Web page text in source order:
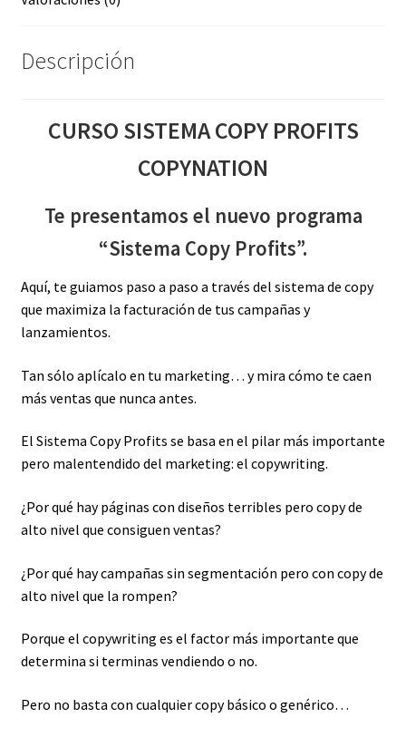
Descripción
CURSO SISTEMA COPY PROFITS
COPYNATION
Te presentamos el nuevo programa
“Sistema Copy Profits”.
Aquí, te guiamos paso a paso a través del sistema de copy
que maximiza la facturación de tus campañas y
lanzamientos.
Tan sólo aplícalo en tu marketing… y mira cómo te caen
más ventas que nunca antes.
El Sistema Copy Profits se basa en el pilar más importante
pero malentendido del marketing: el copywriting.
¿Por qué hay páginas con diseños terribles pero copy de
alto nivel que consiguen ventas?
¿Por qué hay campañas sin segmentación pero con copy de
alto nivel que la rompen?
Porque el copywriting es el factor más importante que
determina si terminas vendiendo o no.
Pero no basta con cualquier copy básico o genérico…